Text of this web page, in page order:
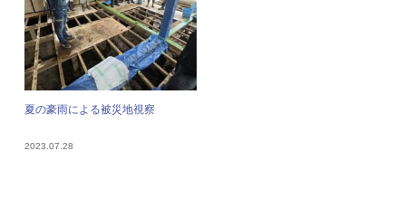
夏の豪雨による被災地視察
2023.07.28